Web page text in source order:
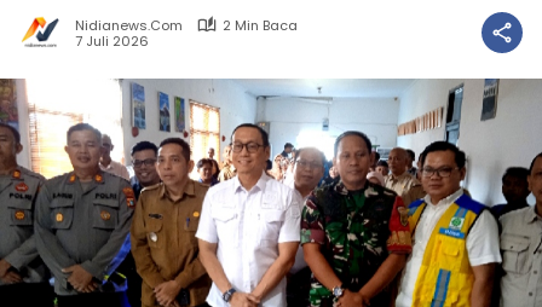
Nidianews.com
2 Min Baca
7 Juli 2026